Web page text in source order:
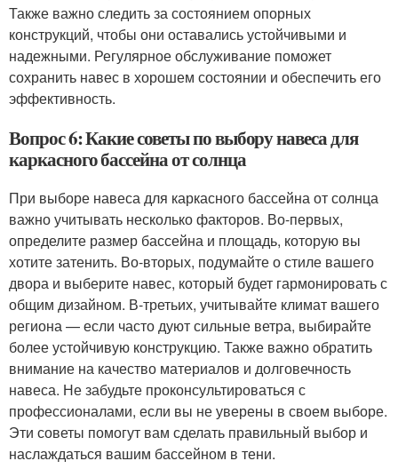
Также важно следить за состоянием опорных
конструкций, чтобы они оставались устойчивыми и
надежными. Регулярное обслуживание поможет
сохранить навес в хорошем состоянии и обеспечить его
эффективность.
Вопрос 6: Какие советы по выбору навеса для
каркасного бассейна от солнца
При выборе навеса для каркасного бассейна от солнца
важно учитывать несколько факторов. Во-первых,
определите размер бассейна и площадь, которую вы
хотите затенить. Во-вторых, подумайте о стиле вашего
двора и выберите навес, который будет гармонировать с
общим дизайном. В-третьих, учитывайте климат вашего
региона — если часто дуют сильные ветра, выбирайте
более устойчивую конструкцию. Также важно обратить
внимание на качество материалов и долговечность
навеса. Не забудьте проконсультироваться с
профессионалами, если вы не уверены в своем выборе.
Эти советы помогут вам сделать правильный выбор и
наслаждаться вашим бассейном в тени.